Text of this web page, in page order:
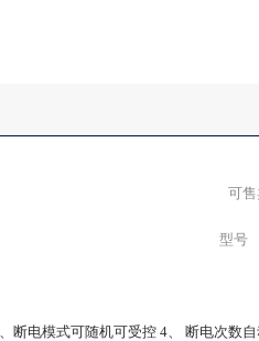
可
型号
断电模式可随机可受控 4、 断电次数